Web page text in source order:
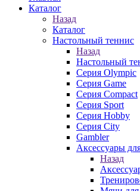
Каталог
Назад
Каталог
Настольный теннис
Назад
Настольный
Серия Olympic
Серия Game
Серия Compact
Серия Sport
Серия Hobby
Серия City
Gambler
Аксессуары
Назад